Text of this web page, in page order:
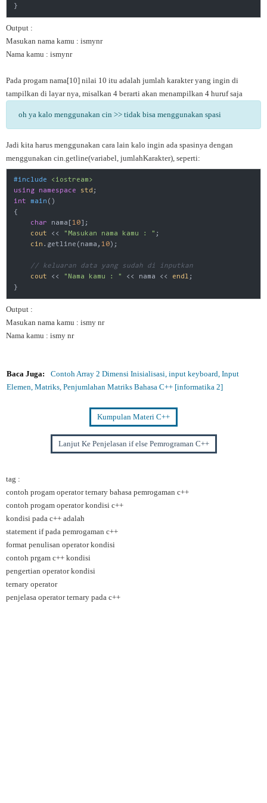
}
Output :
Masukan nama kamu : ismynr
Nama kamu : ismynr
Pada progam nama[10] nilai 10 itu adalah jumlah karakter yang ingin di
tampilkan di layar nya, misalkan 4 berarti akan menampilkan 4 huruf saja
oh ya kalo menggunakan cin >> tidak bisa menggunakan spasi
Jadi kita harus menggunakan cara lain kalo ingin ada spasinya dengan
menggunakan cin.getline(variabel, jumlahKarakter), seperti:
#include
<iostream>
using
namespace std
int
main ()
{
char nama[10];
cout << "Masukan nama kamu : " ;
cin .getline(nama, 10);
// keluaran data yang sudah di inputkan
cout << "Nama kamu : " << nama << endl ;
}
Output :
Masukan nama kamu : ismy nr
Nama kamu : ismy nr
Baca Juga:
Contoh Array 2 Dimensi Inisialisasi, input keyboard, Input
Elemen, Matriks, Penjumlahan Matriks Bahasa C++ [informatika 2]
Kumpulan Materi C++
Lanjut Ke Penjelasan if else Pemrograman C++
tag :
contoh progam operator ternary bahasa pemrogaman c++
contoh progam operator kondisi c++
kondisi pada c++ adalah
statement if pada pemrogaman c++
format penulisan operator kondisi
contoh prgam c++ kondisi
pengertian operator kondisi
ternary operator
penjelasa operator ternary pada c++